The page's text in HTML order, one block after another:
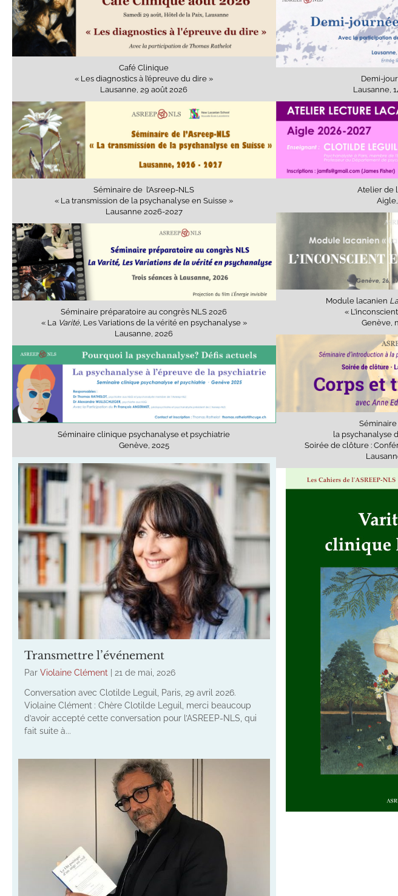
Café Clinique
« Les diagnostics à l’épreuve du dire »
Lausanne, 29 août 2026
Séminaire de l’Asreep-NLS
« La transmission de la psychanalyse en Suisse »
Lausanne 2026-2027
Séminaire préparatoire au congrès NLS 2026
« La Varité, Les Variations de la vérité en psychanalyse »
Lausanne, 2026
Séminaire clinique psychanalyse et psychiatrie
Genève, 2025
Transmettre l’événement
Par Violaine Clément 21 de mai, 2026
Conversation avec Clotilde Leguil, Paris, 29 avril 2026.
Violaine Clément : Chère Clotilde Leguil, merci beaucoup
d’avoir accepté cette conversation pour l’ASREEP-NLS, qui
fait suite à...
Demi-
Lausanne,
Atelier de
Module lacanien
«
Genève,
Séminaire
la psychanalyse
Soirée de clôture :